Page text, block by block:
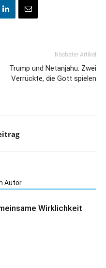
Nächster Artikel
Trump und Netanjahu: Zwei
Verrückte, die Gott spielen
Autor
Wirklichkeit